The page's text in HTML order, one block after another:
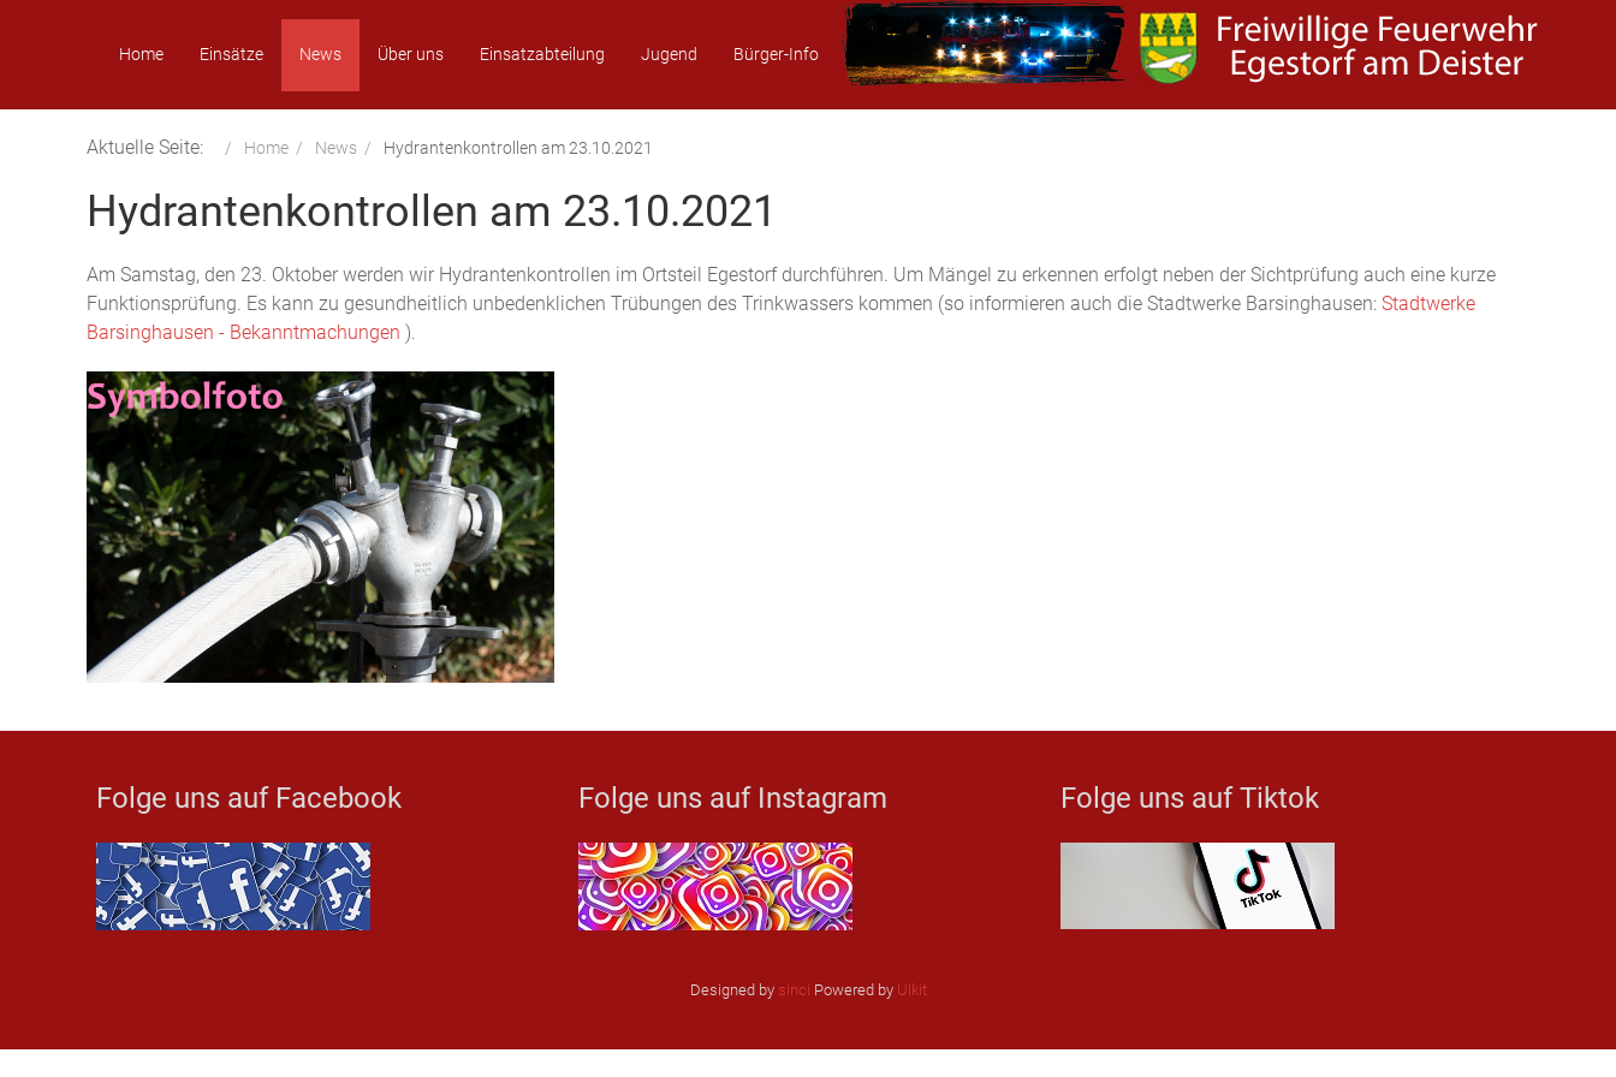
Home Einsätze News Über uns Einsatzabteilung Jugend Bürger-Info
Aktuelle Seite: Home News Hydrantenkontrollen am 23.10.2021
Hydrantenkontrollen am 23.10.2021
Am Samstag, den 23. Oktober werden wir Hydrantenkontrollen im Ortsteil Egestorf durchführen. Um Mängel zu erkennen erfolgt neben der Sichtprüfung auch eine kurze
Funktionsprüfung. Es kann zu gesundheitlich unbedenklichen Trübungen des Trinkwassers kommen (so informieren auch die Stadtwerke Barsinghausen: Stadtwerke
Barsinghausen - Bekanntmachungen ).
Folge uns auf Facebook Folge uns auf Instagram Folge uns auf Tiktok
Designed by sinci Powered by Ulkit